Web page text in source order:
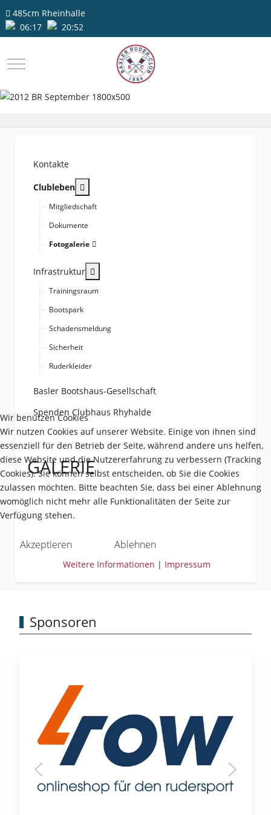
485cm Rheinhalle
06:17
20:52
Mobile Menu Toggle
Kontakte
Clubleben
Mitgliedschaft
Dokumente
Fotogalerie
Infrastruktur
Trainingsraum
Bootspark
Schadensmeldung
Sicherheit
Ruderkleider
Basler Bootshaus-Gesellschaft
Spenden Clubhaus Rhyhalde
GALERIE
Sponsoren
Wir benutzen Cookies
Wir nutzen Cookies auf unserer Website. Einige von ihnen sind
essenziell für den Betrieb der Seite, während andere uns helfen,
diese Website und die Nutzererfahrung zu verbessern (Tracking
Cookies). Sie können selbst entscheiden, ob Sie die Cookies
zulassen möchten. Bitte beachten Sie, dass bei einer Ablehnung
womöglich nicht mehr alle Funktionalitäten der Seite zur
Verfügung stehen.
Akzeptieren Ablehnen
Weitere Informationen | Impressum